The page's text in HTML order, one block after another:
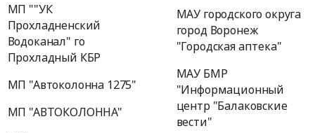
МП ""УК
Прохладненский
Водоканал" го
Прохладный КБР
МП "Автоколонна 1275"
МП "АВТОКОЛОННА"
МАУ городского округа
город Воронеж
"Городская аптека"
МАУ БМР
"Информационный
центр "Балаковские
вести"